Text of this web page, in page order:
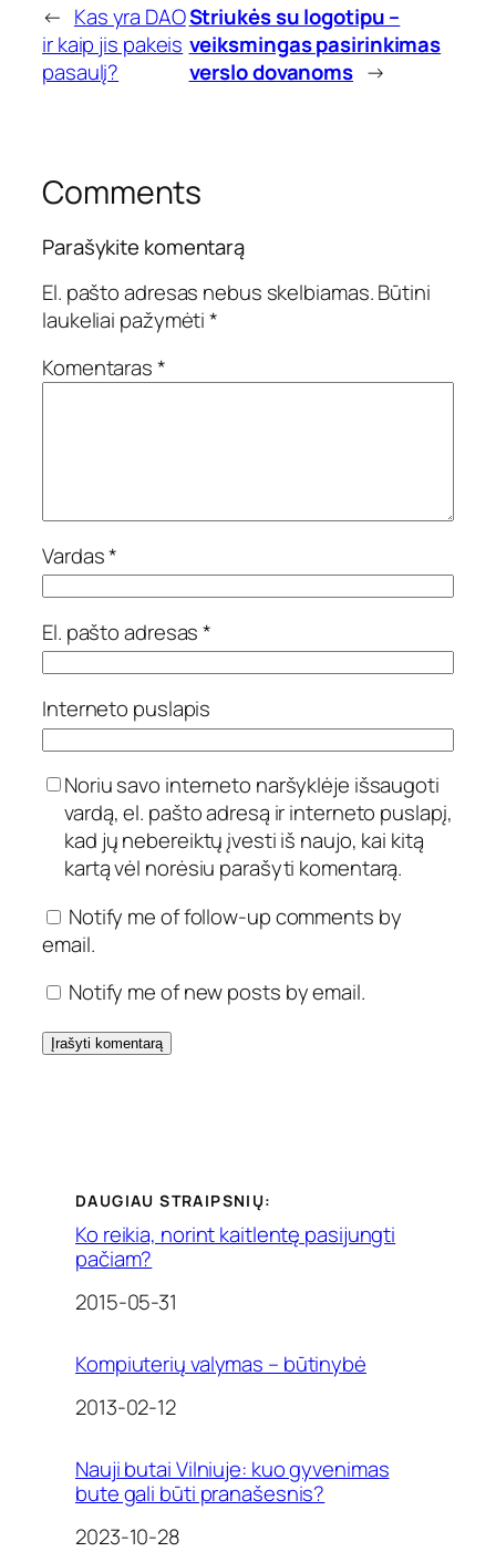
← Kas yra DAO
ir kaip jis pakeis
pasaulį?
Striukės su logotipu –
veiksmingas pasirinkimas
verslo dovanoms →
Comments
Parašykite komentarą
El. pašto adresas nebus skelbiamas.Būtini
laukeliai pažymėti*
Komentaras*
Vardas*
El. pašto adresas*
Interneto puslapis
Noriu savo interneto naršyklėje išsaugoti
vardą, el. pašto adresą ir interneto puslapį,
kad jų nebereiktų įvesti iš naujo, kai kitą
kartą vėl norėsiu parašyti komentarą.
Notify me of follow-up comments by
email.
Notify me of new posts by email.
DAUGIAU STRAIPSNIŲ:
Ko reikia, norint kaitlentę pasijungti
pačiam?
Date
2015-05-31
Kompiuterių valymas – būtinybė
Date
2013-02-12
Nauji butai Vilniuje: kuo gyvenimas
bute gali būti pranašesnis?
Date
2023-10-28